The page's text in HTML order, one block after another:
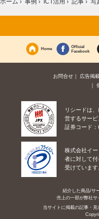
Home
Official
Facebook
お問合せ 広告掲
リシードは
営するサービ
証券コード：
株式会社イ
者に対して
受けています
紹介した商品/サ
売上の一部が弊社サ
当サイトに掲載の記事・見